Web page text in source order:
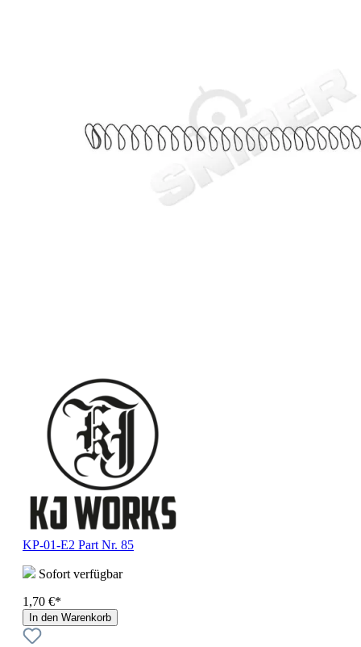
KP-01-E2 Part Nr. 85
Sofort verfügbar
1,70 €*
In den Warenkorb